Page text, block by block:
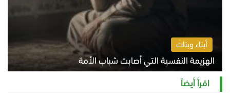
أبناء وبنات
الهزيمة النفسية التي أصابت شباب الأمة
الخميس 6 أغسطس 2026 11:12 ص
اقرأ أيضاً